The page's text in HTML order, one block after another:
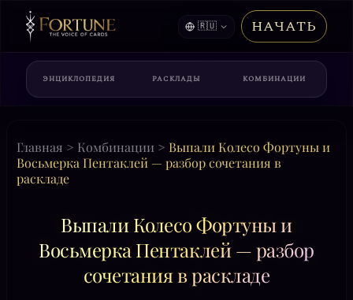
🇷🇺 НАЧАТЬ
ЭНЦИКЛОПЕДИЯ РАСКЛАДЫ КОМБИНАЦИИ
Главная > Комбинации > Выпали Колесо Фортуны и
Восьмерка Пентаклей — разбор сочетания в
раскладе
Выпали Колесо Фортуны и
Восьмерка Пентаклей — разбор
сочетания в раскладе